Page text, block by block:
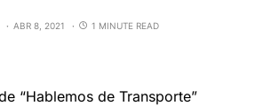
ABR 8, 2021
1 MINUTE READ
“Hablemos de Transporte”